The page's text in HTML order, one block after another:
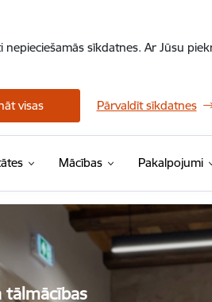
sīkdatnes. Ar Jūsu
visas Pārvaldīt sīkdatnes
Mācības Pakalpojumi
tālmācības